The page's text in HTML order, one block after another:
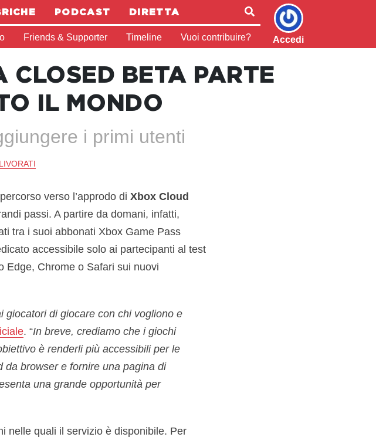
PODCAST DIRETTA
Friends & Supporter Timeline Vuoi contribuire? Accedi
BETA PARTE
IL MONDO
i primi utenti
verso l’approdo di Xbox Cloud
passi. A partire da domani, infatti,
tra i suoi abbonati Xbox Game Pass
accessibile solo ai partecipanti al test
Edge, Chrome o Safari sui nuovi
di giocare con chi vogliono e
. “In breve, crediamo che i giochi
è renderli più accessibili per le
browser e fornire una pagina di
una grande opportunità per
nelle quali il servizio è disponibile. Per